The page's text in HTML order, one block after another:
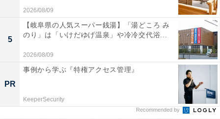
2026/08/09
5
【岐阜県の人気スーパー銭湯】「湯どころ み
のり」は「いけだゆげ温泉」や冷冷交代浴...
2026/08/09
PR
事例から学ぶ『特権アクセス管理』
KeeperSecurity
Recommended by